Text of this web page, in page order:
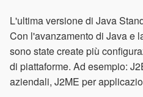
L'ultima versione di Java
Con l'avanzamento di Java e
sono state create più
di piattaforme. Ad esempio:
aziendali, J2ME per